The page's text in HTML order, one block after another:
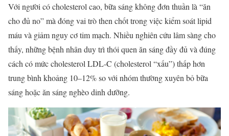
Với người có cholesterol cao, bữa sáng không đơn thuần là “ăn
cho đủ no” mà đóng vai trò then chốt trong việc kiểm soát lipid
máu và giảm nguy cơ tim mạch. Nhiều nghiên cứu lâm sàng cho
thấy, những bệnh nhân duy trì thói quen ăn sáng đầy đủ và đúng
cách có mức cholesterol LDL-C (cholesterol “xấu”) thấp hơn
trung bình khoảng 10–12% so với nhóm thường xuyên bỏ bữa
sáng hoặc ăn sáng nghèo dinh dưỡng.